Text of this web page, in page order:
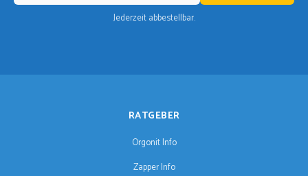
Jederzeit abbestellbar.
RATGEBER
Orgonit Info
Zapper Info